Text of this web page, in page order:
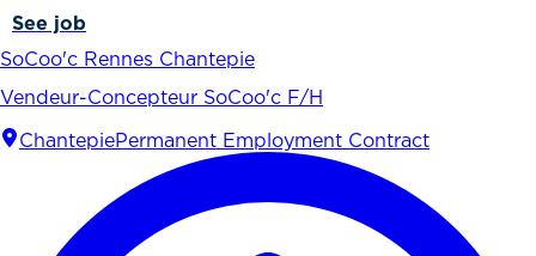
See job
SoCoo'c Rennes Chantepie
Vendeur-Concepteur SoCoo'c F/H
ChantepiePermanent Employment Contract